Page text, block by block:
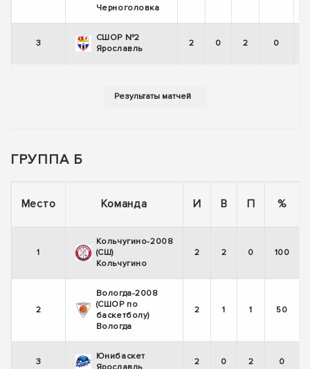
Черноголовка
3
СШОР №2
Ярославль
2 0 2 0
ГРУППА Б
Место Команда И В П %
1
Кольчугино-2008
(СШ)
Кольчугино
2 2 0 100
2
Вологда-2008
(СШОР по
баскетболу)
Вологда
2 1 1 50
3
Юнибаскет
2 0 2 0